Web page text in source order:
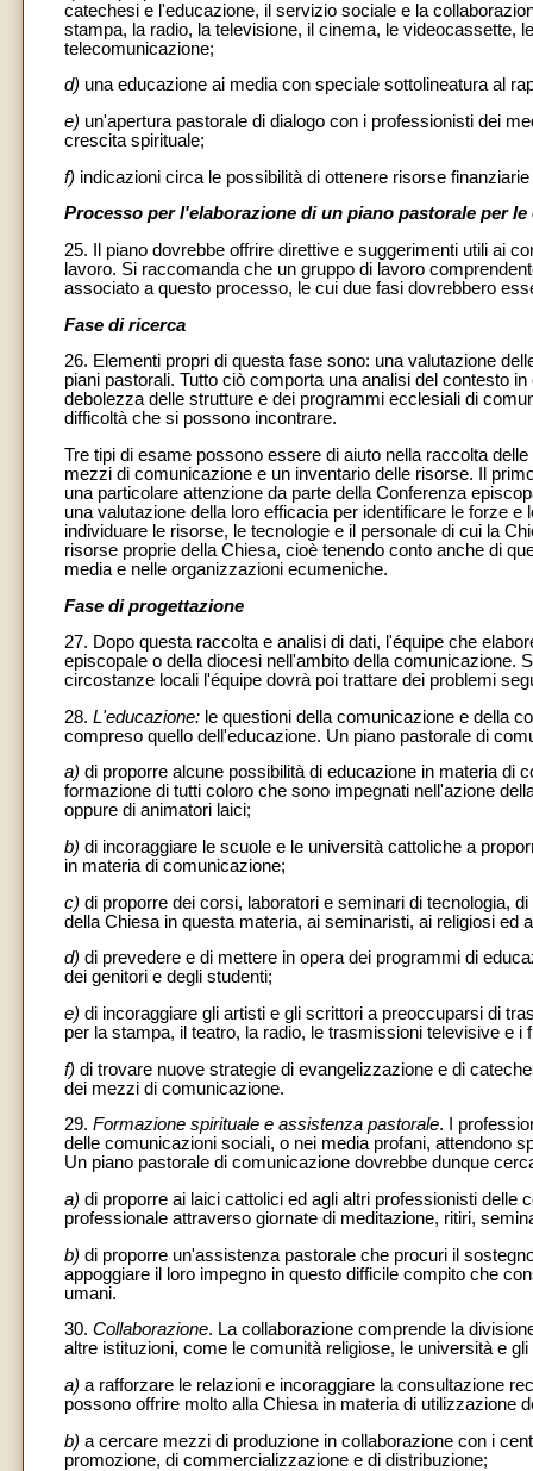
catechesi e l'educazione, il servizio sociale e la
stampa, la radio, la televisione, il cinema, le videocassette,
telecomunicazione;
d) una educazione ai media con speciale sottolineatura al
e) un'apertura pastorale di dialogo con i professionisti dei
crescita spirituale;
f) indicazioni circa le possibilità di ottenere risorse
Processo per l'elaborazione di un piano pastorale per
25. Il piano dovrebbe offrire direttive e suggerimenti utili ai
lavoro. Si raccomanda che un gruppo di lavoro
associato a questo processo, le cui due fasi dovrebbero
Fase di ricerca
26. Elementi propri di questa fase sono: una valutazione
piani pastorali. Tutto ciò comporta una analisi del contesto
debolezza delle strutture e dei programmi ecclesiali di
difficoltà che si possono incontrare.
Tre tipi di esame possono essere di aiuto nella raccolta
mezzi di comunicazione e un inventario delle risorse. Il
una particolare attenzione da parte della Conferenza
una valutazione della loro efficacia per identificare le forze
individuare le risorse, le tecnologie e il personale di cui la
risorse proprie della Chiesa, cioè tenendo conto anche di
media e nelle organizzazioni ecumeniche.
Fase di progettazione
27. Dopo questa raccolta e analisi di dati, l'équipe che
episcopale o della diocesi nell'ambito della comunicazione.
circostanze locali l'équipe dovrà poi trattare dei problemi
28. L'educazione: le questioni della comunicazione e della
compreso quello dell'educazione. Un piano pastorale di
a) di proporre alcune possibilità di educazione in materia di
formazione di tutti coloro che sono impegnati nell'azione
oppure di animatori laici;
b) di incoraggiare le scuole e le università cattoliche a
in materia di comunicazione;
c) di proporre dei corsi, laboratori e seminari di tecnologia,
della Chiesa in questa materia, ai seminaristi, ai religiosi ed
d) di prevedere e di mettere in opera dei programmi di
dei genitori e degli studenti;
e) di incoraggiare gli artisti e gli scrittori a preoccuparsi di
per la stampa, il teatro, la radio, le trasmissioni televisive e i
f) di trovare nuove strategie di evangelizzazione e di
dei mezzi di comunicazione.
29. Formazione spirituale e assistenza pastorale. I
delle comunicazioni sociali, o nei media profani, attendono
Un piano pastorale di comunicazione dovrebbe dunque
a) di proporre ai laici cattolici ed agli altri professionisti
professionale attraverso giornate di meditazione, ritiri,
b) di proporre un'assistenza pastorale che procuri il
appoggiare il loro impegno in questo difficile compito che
umani.
30. Collaborazione. La collaborazione comprende la
altre istituzioni, come le comunità religiose, le università e
a) a rafforzare le relazioni e incoraggiare la consultazione
possono offrire molto alla Chiesa in materia di utilizzazione
b) a cercare mezzi di produzione in collaborazione con i
promozione, di commercializzazione e di distribuzione;